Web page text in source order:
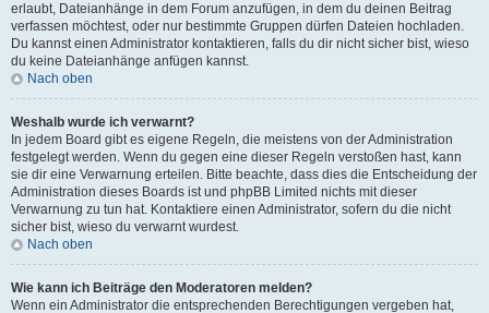
erlaubt, Dateianhänge in dem Forum anzufügen, in dem du deinen Beitrag
verfassen möchtest, oder nur bestimmte Gruppen dürfen Dateien hochladen.
Du kannst einen Administrator kontaktieren, falls du dir nicht sicher bist, wieso
du keine Dateianhänge anfügen kannst.
Nach oben
Weshalb wurde ich verwarnt?
In jedem Board gibt es eigene Regeln, die meistens von der Administration
festgelegt werden. Wenn du gegen eine dieser Regeln verstoßen hast, kann
sie dir eine Verwarnung erteilen. Bitte beachte, dass dies die Entscheidung der
Administration dieses Boards ist und phpBB Limited nichts mit dieser
Verwarnung zu tun hat. Kontaktiere einen Administrator, sofern du die nicht
sicher bist, wieso du verwarnt wurdest.
Nach oben
Wie kann ich Beiträge den Moderatoren melden?
Wenn ein Administrator die entsprechenden Berechtigungen vergeben hat,